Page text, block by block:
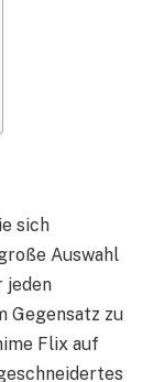
sich
Auswahl
jeden
Gegensatz zu
Flix auf